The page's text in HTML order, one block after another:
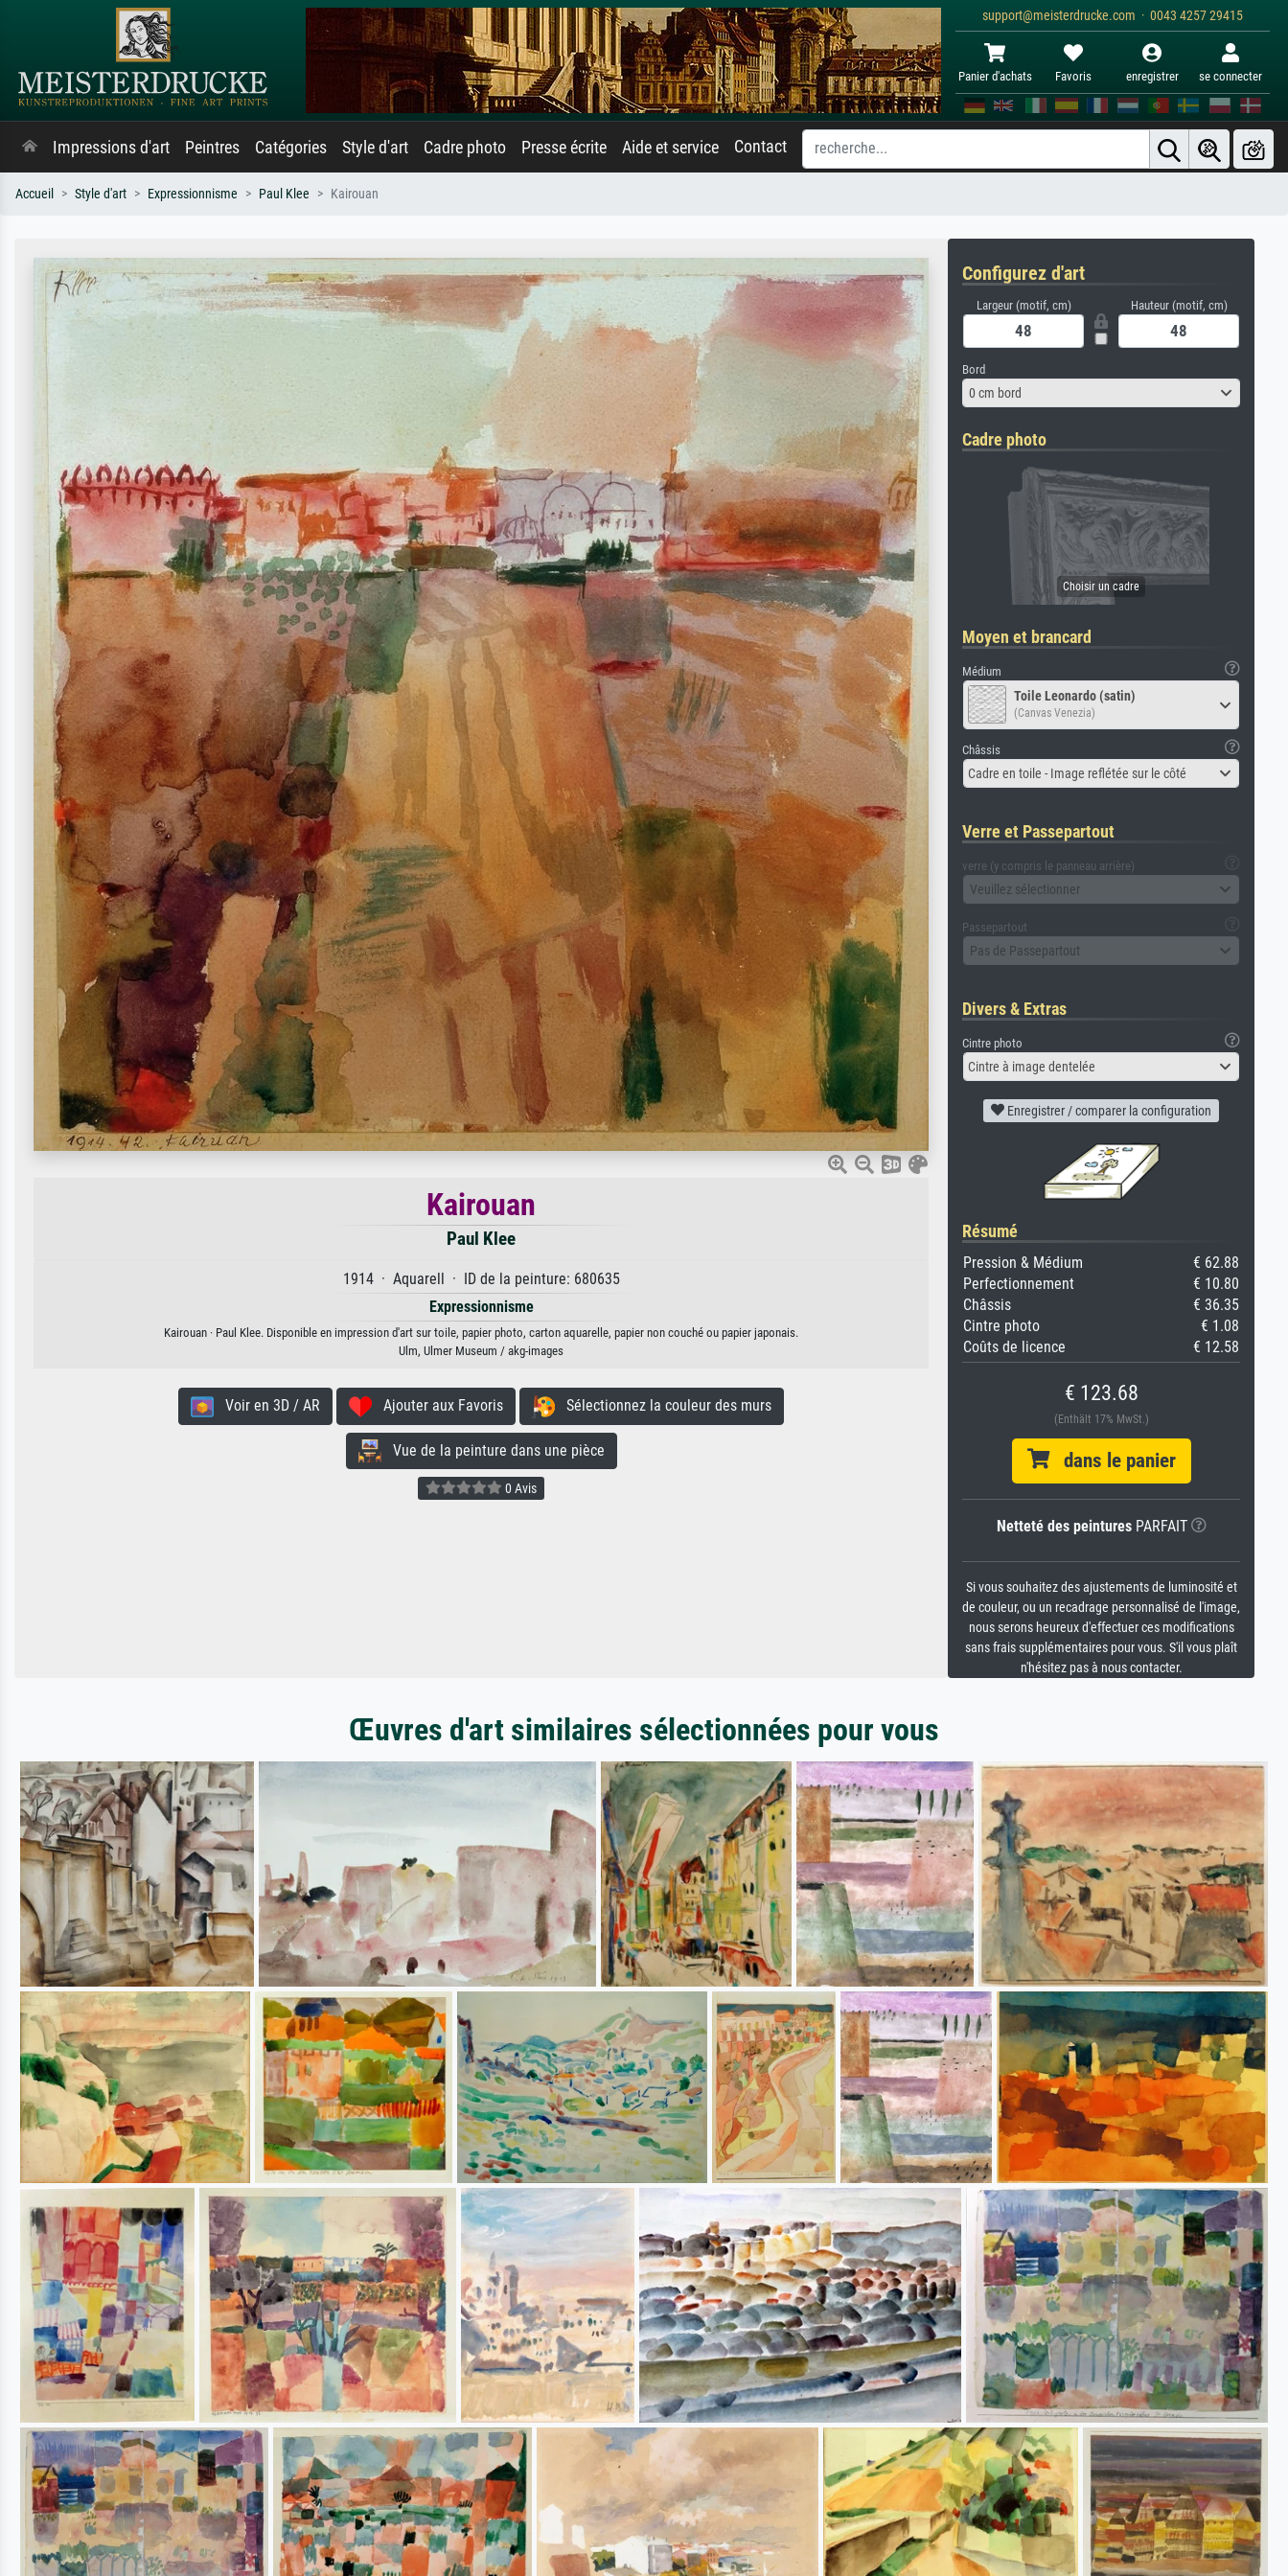
support@meisterdrucke.com · 0043 4257 29415
Panier d'achats Favoris enregistrer se connecter
Impressions d'art Peintres Catégories Style d'art Cadre photo Presse écrite Aide et service Contact
Accueil Style d'art Expressionnisme Paul Klee Kairouan
Kairouan
Paul Klee
1914 · Aquarell · ID de la peinture: 680635
Expressionnisme
Kairouan · Paul Klee. Disponible en impression d'art sur toile, papier photo, carton aquarelle, papier non couché ou papier japonais.
Ulm, Ulmer Museum / akg-images
Voir en 3D / AR Ajouter aux Favoris Sélectionnez la couleur des murs
Vue de la peinture dans une pièce
0 Avis
Configurez d'art
Largeur (motif, cm) Hauteur (motif, cm)
Bord
0 cm bord
Cadre photo
Moyen et brancard
Médium
Toile Leonardo (satin)
(Canvas Venezia)
Châssis
Cadre en toile - Image reflétée sur le côté
Verre et Passepartout
verre (y compris le panneau arrière)
Veuillez sélectionner
Passepartout
Pas de Passepartout
Divers & Extras
Cintre photo
Cintre à image dentelée
Enregistrer / comparer la configuration
Résumé
Pression & Médium
€ 62.88
Perfectionnement
€ 10.80
Châssis
€ 36.35
Cintre photo
€ 1.08
Coûts de licence
€ 12.58
€ 123.68
(Enthält 17% MwSt.)
dans le panier
Netteté des peinturesPARFAIT
Si vous souhaitez des ajustements de luminosité et
de couleur, ou un recadrage personnalisé de l'image,
nous serons heureux d'effectuer ces modifications
sans frais supplémentaires pour vous. S'il vous plaît
n'hésitez pas à nous contacter.
Œuvres d'art similaires sélectionnées pour vous